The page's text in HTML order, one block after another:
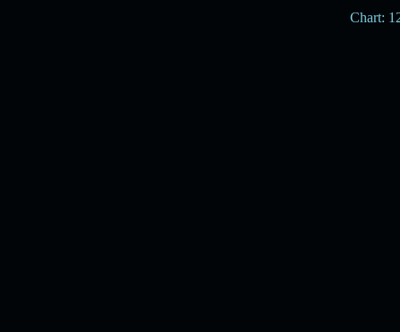
Chart: